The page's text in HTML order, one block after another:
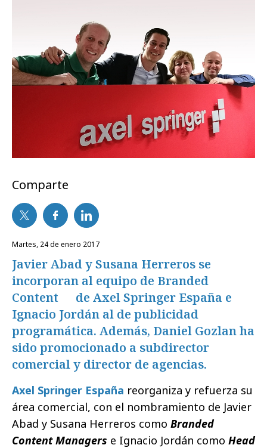
Comparte
martes, 24 de enero 2017
Javier Abad y Susana Herreros se
incorporan al equipo de Branded
Content de Axel Springer España e
Ignacio Jordán al de publicidad
programática. Además, Daniel Gozlan ha
sido promocionado a subdirector
comercial y director de agencias.
Axel Springer España reorganiza y refuerza su
área comercial, con el nombramiento de Javier
Abad y Susana Herreros como Branded
Content Managers e Ignacio Jordán como Head